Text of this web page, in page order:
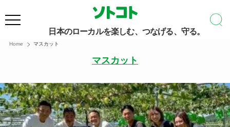
日本のローカルを楽しむ、つなげる、守る。
Home マスカット
マスカット